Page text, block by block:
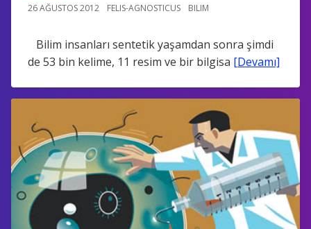
26 AĞUSTOS 2012 FELIS-AGNOSTICUS BILIM
Bilim insanları sentetik yaşamdan sonra şimdi
de 53 bin kelime, 11 resim ve bir bilgisa [Devamı]